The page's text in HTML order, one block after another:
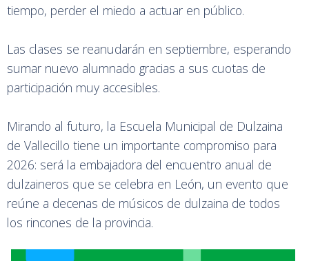
tiempo, perder el miedo a actuar en público.
Las clases se reanudarán en septiembre, esperando
sumar nuevo alumnado gracias a sus cuotas de
participación muy accesibles.
Mirando al futuro, la Escuela Municipal de Dulzaina
de Vallecillo tiene un importante compromiso para
2026: será la embajadora del encuentro anual de
dulzaineros que se celebra en León, un evento que
reúne a decenas de músicos de dulzaina de todos
los rincones de la provincia.